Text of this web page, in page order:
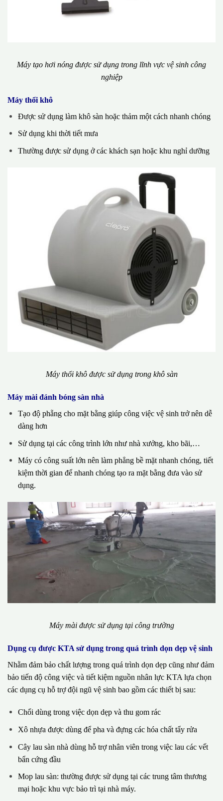
Máy tạo hơi nóng được sử dụng trong lĩnh vực vệ sinh công
nghiệp
Máy thổi khô
Được sử dụng làm khô sàn hoặc thảm một cách nhanh chóng
Sử dụng khi thời tiết mưa
Thường được sử dụng ở các khách sạn hoặc khu nghỉ dưỡng
Máy thổi khô được sử dụng trong khô sàn
Máy mài đánh bóng sàn nhà
Tạo độ phẵng cho mặt bằng giúp công việc vệ sinh trở nên dễ
dàng hơn
Sử dụng tại các công trình lớn như nhà xưởng, kho bãi,…
Máy có công suất lớn nên làm phẳng bề mặt nhanh chóng, tiết
kiệm thời gian để nhanh chóng tạo ra mặt bằng đưa vào sử
dụng.
Máy mài được sử dụng tại công trường
Dụng cụ được KTA sử dụng trong quá trình dọn dẹp vệ sinh
Nhằm đảm bảo chất lượng trong quá trình dọn dẹp cũng như đảm
bảo tiến độ công việc và tiết kiệm nguồn nhân lực KTA lựa chọn
các dụng cụ hỗ trợ đội ngũ vệ sinh bao gồm các thiết bị sau:
Chổi dùng trong việc dọn dẹp và thu gom rác
Xô nhựa được dùng để pha và đựng các hóa chất tẩy rửa
Cây lau sàn nhà dùng hỗ trợ nhân viên trong việc lau các vết
bẩn cứng đầu
Mop lau sàn: thường được sử dụng tại các trung tâm thương
mại hoặc khu vực bảo trì tại nhà máy.